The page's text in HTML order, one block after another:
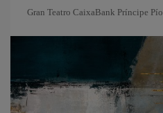
Gran Teatro CaixaBank Príncipe Pío